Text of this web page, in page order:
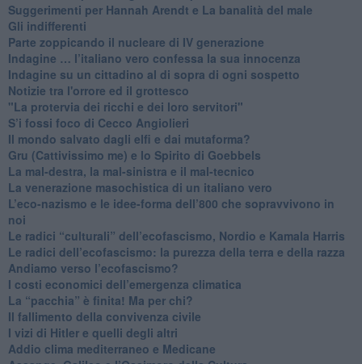
Suggerimenti per Hannah Arendt e La banalità del male
​Gli indifferenti
Parte zoppicando il nucleare di IV generazione
​Indagine … l’italiano vero confessa la sua innocenza
Indagine su un cittadino al di sopra di ogni sospetto
Notizie tra l'orrore ed il grottesco
"La protervia dei ricchi e dei loro servitori"
S’i fossi foco di Cecco Angiolieri
​Il mondo salvato dagli elfi e dai mutaforma?
Gru (Cattivissimo me) e lo Spirito di Goebbels
​La mal-destra, la mal-sinistra e il mal-tecnico
​La venerazione masochistica di un italiano vero
​L’eco-nazismo e le idee-forma dell’800 che sopravvivono in
noi
​Le radici “culturali” dell’ecofascismo, Nordio e Kamala Harris
Le radici dell’ecofascismo: la purezza della terra e della razza
Andiamo verso l’ecofascismo?
I costi economici dell’emergenza climatica
​La “pacchia” è finita! Ma per chi?
​Il fallimento della convivenza civile
​I vizi di Hitler e quelli degli altri
Addio clima mediterraneo e Medicane